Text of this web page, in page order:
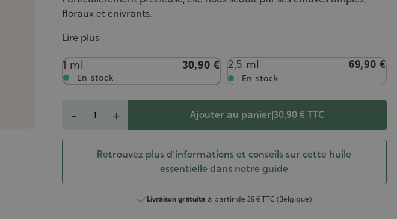
floraux et enivrants.
Lire plus
Contenance
1 ml 30,90 €
En stock
2,5 ml 69,90 €
En stock
- + Ajouter au panier|30,90 € TTC
Retrouvez plus d'informations et conseils sur cette huile
essentielle dans notre guide
Livraison gratuite à partir de 39 € TTC (Belgique)